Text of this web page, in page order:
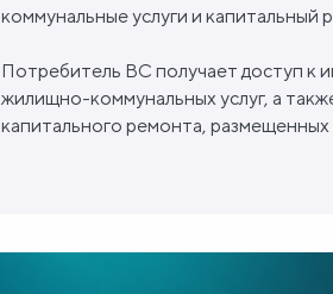
коммунальные услуги и капитальный
Потребитель ВС получает доступ к
жилищно-коммунальных услуг, а
капитального ремонта,